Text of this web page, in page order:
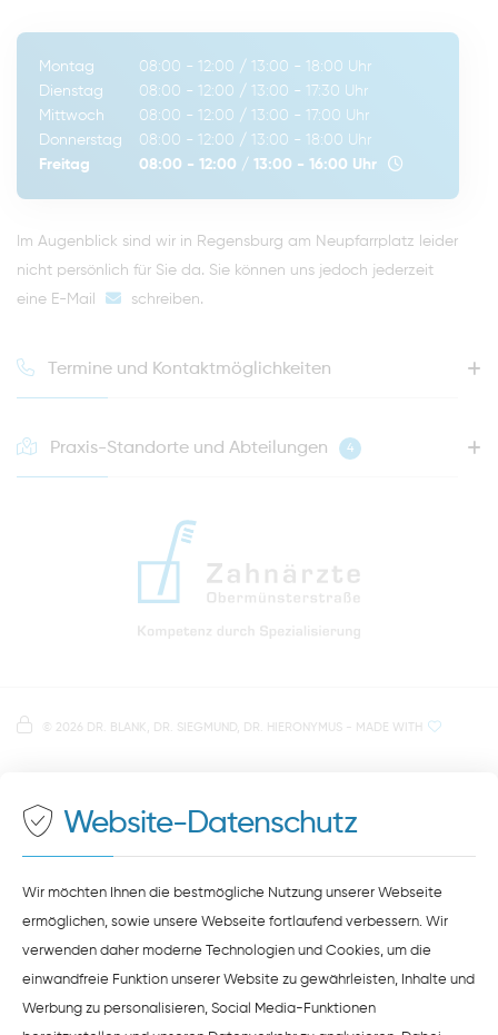
Montag 08:00 - 12:00 / 13:00 - 18:00 Uhr
Dienstag
08:00 - 12:00 / 13:00 - 17:30 Uhr
Mittwoch
08:00 - 12:00 / 13:00 - 17:00 Uhr
Donnerstag
08:00 - 12:00 / 13:00 - 18:00 Uhr
Freitag
08:00 - 12:00 / 13:00 - 16:00 Uhr
Im Augenblick sind wir in Regensburg am Neupfarrplatz leider
nicht persönlich für Sie da. Sie können uns jedoch jederzeit
eine E-Mail
schreiben.
Termine und Kontaktmöglichkeiten
info@zahnaerzte-in-regensburg.de
Praxis-Standorte und Abteilungen 4
zustimmen.
ZUSTIMMEN
HINWEISE ZUM DATENSCHUTZ
© 2026 DR. BLANK, DR. SIEGMUND, DR. HIERONYMUS - MADE WITH
Website-Datenschutz
Wir möchten Ihnen die bestmögliche Nutzung unserer Webseite
ermöglichen, sowie unsere Webseite fortlaufend verbessern. Wir
verwenden daher moderne Technologien und Cookies, um die
einwandfreie Funktion unserer Website zu gewährleisten, Inhalte und
Werbung zu personalisieren, Social Media-Funktionen